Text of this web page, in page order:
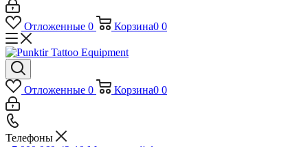
Отложенные 0 Корзина0 0
Отложенные 0 Корзина0 0
Телефоны